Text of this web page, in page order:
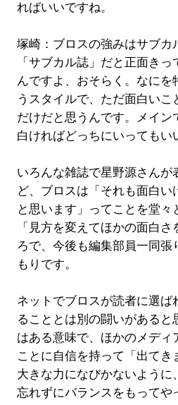
ればいいですね。
塚崎：ブロスの強みはサブカ
「サブカル誌」だと正面き
んですよ、おそらく。なにを
うスタイルで、ただ面白いこ
だけだと思うんです。メイン
白ければどっちにいってもい
いろんな雑誌で星野源さんが
ど、ブロスは「それも面白い
と思います」ってことを堂々
「見方を変えてほかの面白
ろで、今後も編集部員一同張
もりです。
ネットでブロスが読者に選ば
ることとは別の闘いがあると
はある意味で、ほかのメディ
ことに自信を持って「出てき
大きな力になびかないように
忘れずにバランスをもってや